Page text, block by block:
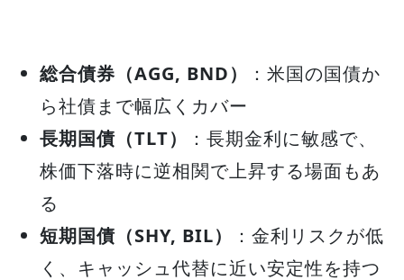
総合債券（AGG, BND）
：米国の国債か
ら社債まで幅広くカバー
長期国債（TLT）
：長期金利に敏感で、
株価下落時に逆相関で上昇する場面もあ
る
短期国債（SHY, BIL）
：金利リスクが低
く、キャッシュ代替に近い安定性を持つ